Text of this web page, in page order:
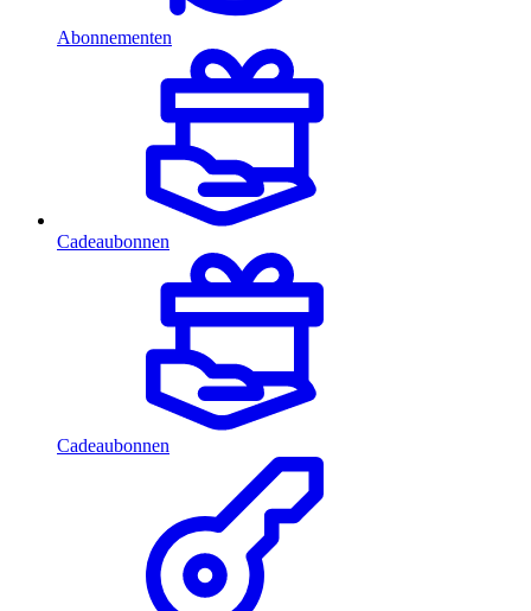
Abonnementen
Cadeaubonnen
Cadeaubonnen